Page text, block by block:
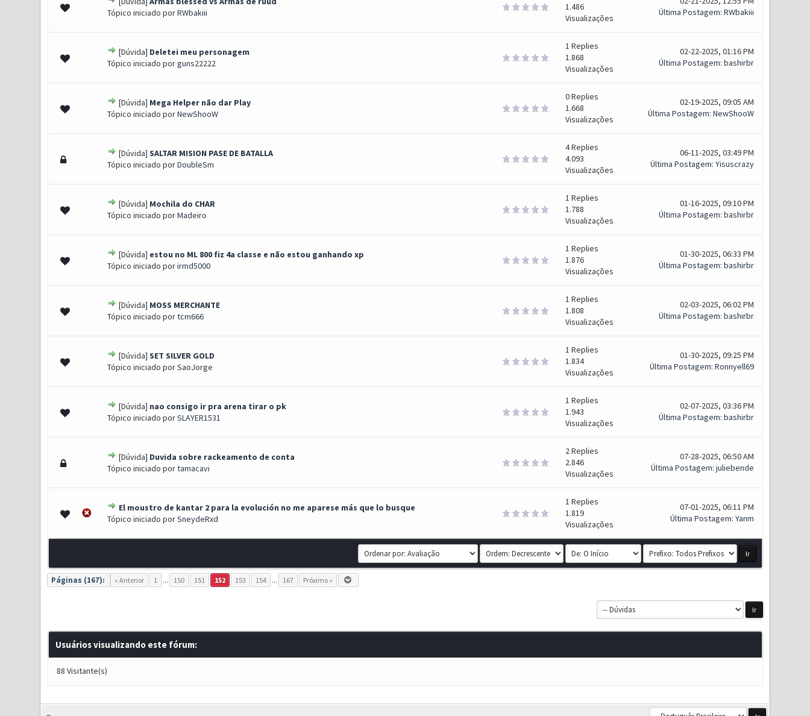
Tópico iniciado porRWbakiii
0 Voto(s) - 0 de 5 em média
1 23 45
1.486
Visualizações
Última Postagem: RWbakiii
[Dúvida] Deletei meu personagem
Tópico iniciado porguns22222
0 Voto(s) - 0 de 5 em média
12 345
1 Replies
1.868
Visualizações
02-22-2025, 01:16 PM
Última Postagem: bashirbr
[Dúvida] Mega Helper não dar Play
Tópico iniciado porNewShooW
0 Voto(s) - 0 de 5 em média
123 45
0Replies
1.668
Visualizações
02-19-2025, 09:05 AM
Última Postagem: NewShooW
[Dúvida] SALTAR MISION PASE DE BATALLA
Tópico iniciado porDoubleSm
0 Voto(s) - 0 de 5 em média
1 2 345
4Replies
4.093
Visualizações
06-11-2025, 03:49 PM
Última Postagem: Yisuscrazy
[Dúvida] Mochila do CHAR
Tópico iniciado porMadeiro
0 Voto(s) - 0 de 5 em média
123
1 Replies
1.788
Visualizações
01-16-2025, 09:10 PM
Última Postagem: bashirbr
[Dúvida] estou no ML 800 fiz 4a classe e não estou ganhando xp
Tópico iniciado porirmd5000
0 Voto(s) - 0 de 5 em média
12 345
1 Replies
1.876
Visualizações
01-30-2025, 06:33 PM
Última Postagem: bashirbr
[Dúvida] MOSS MERCHANTE
Tópico iniciado portcm666
0 Voto(s) - 0 de 5 em média
12 3 4
1 Replies
1.808
Visualizações
02-03-2025, 06:02 PM
Última Postagem: bashirbr
[Dúvida] SET SILVER GOLD
Tópico iniciado porSaoJorge
0 Voto(s) - 0 de 5 em média
123
1 Replies
1.834
Visualizações
01-30-2025, 09:25 PM
Última Postagem: Ronnyell69
[Dúvida] nao consigo ir pra arena tirar o pk
Tópico iniciado porSLAYER1531
0 Voto(s) - 0 de 5 em média
1 23 4 5
1 Replies
1.943
Visualizações
02-07-2025, 03:36 PM
Última Postagem: bashirbr
[Dúvida] Duvida sobre rackeamento de conta
Tópico iniciado portamacavi
0 Voto(s) - 0 de 5 em média
1 2345
2Replies
2.846
Visualizações
07-28-2025, 06:50 AM
Última Postagem: juliebende
El moustro de kantar 2 para la evolución no me aparese más que lo busque
Tópico iniciado porSneydeRxd
0 Voto(s) - 0 de 5 em média
12 345
1 Replies
1.819
Visualizações
07-01-2025, 06:11 PM
Última Postagem: Yanm
Páginas (167): « Anterior 1 ... 150 151 152 153 154 ... 167 Próximo »
Usuários visualizando este fórum:
88 Visitante(s)